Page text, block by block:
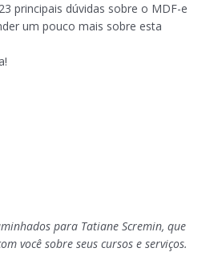
principais dúvidas sobre o MDF-e
um pouco mais sobre esta
para Tatiane Scremin, que
você sobre seus cursos e serviços.